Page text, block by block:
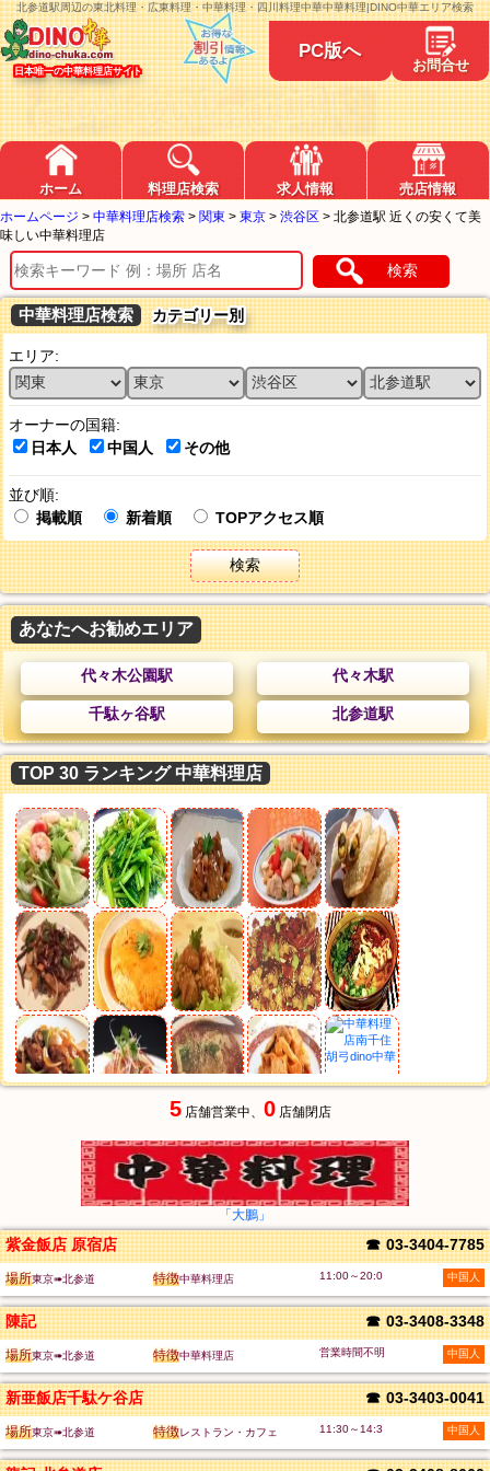
北参道駅周辺の東北料理・広東料理・中華料理・四川料理中華中華料理|DINO中華エリア検索
日本唯一の中華料理店サイト
PC版へ
お問合せ
ホーム 料理店検索 求人情報 売店情報
ホームページ > 中華料理店検索 > 関東 > 東京 > 渋谷区 > 北参道駅 近くの安くて美
味しい中華料理店
検索
中華料理店検索 カテゴリー別
エリア:
オーナーの国籍:
日本人
中国人 その他
並び順:
掲載順
新着順 TOPアクセス順
検索
あなたへお勧めエリア
代々木公園駅 代々木駅
千駄ヶ谷駅 北参道駅
TOP 30 ランキング 中華料理店
5 店舗営業中、 0 店舗閉店
「大鵬」
紫金飯店 原宿店 ☎ 03-3404-7785
場所東京➠北参道 特徴中華料理店 11:00～20:0 中国人
陳記 ☎ 03-3408-3348
場所東京➠北参道 特徴中華料理店 営業時間不明 中国人
新亜飯店千駄ケ谷店 ☎ 03-3403-0041
場所東京➠北参道 特徴レストラン・カフェ 11:30～14:3 中国人